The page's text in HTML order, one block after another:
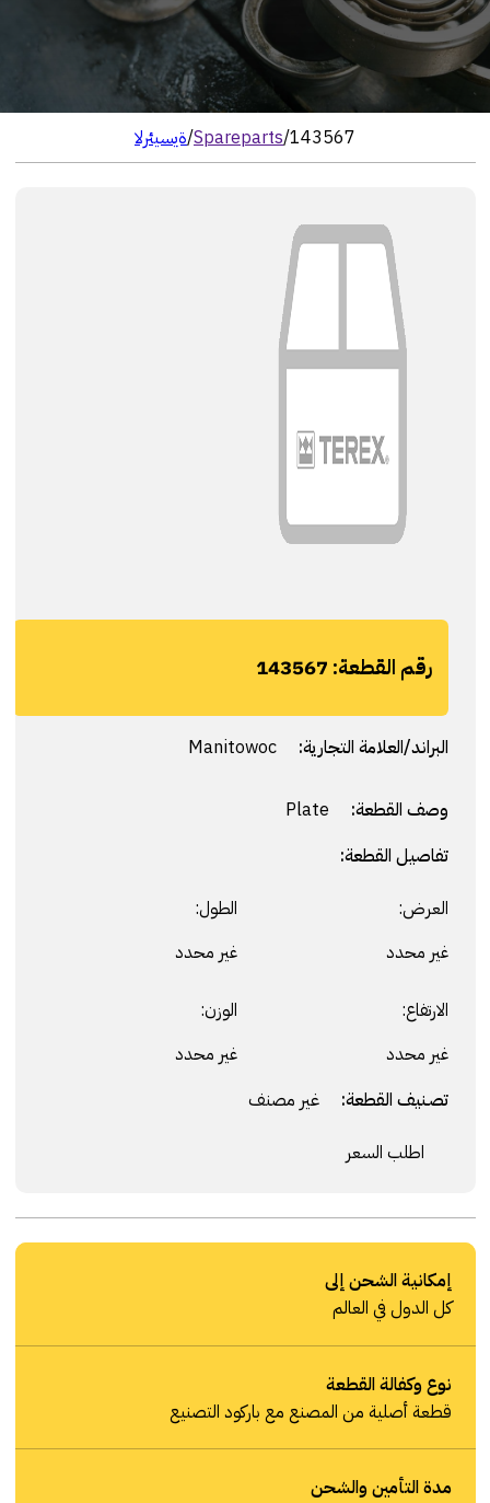
الرئيسية/Spareparts/143567
رقم القطعة: 143567
البراند/العلامة التجارية: Manitowoc
وصف القطعة:
تفاصيل القطعة:
العرض:
غير محدد
الطول:
غير محدد
الارتفاع:
غير محدد
الوزن:
غير محدد
تصنيف القطعة: غير مصنف
اطلب السعر
إمكانية الشحن إلى
كل الدول في العالم
نوع وكفالة القطعة
قطعة أصلية من المصنع مع باركود التصنيع
مدة التأمين والشحن